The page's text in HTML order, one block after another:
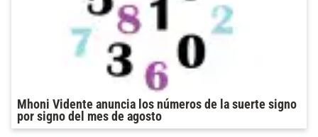
Mhoni Vidente anuncia los números de la suerte signo
por signo del mes de agosto